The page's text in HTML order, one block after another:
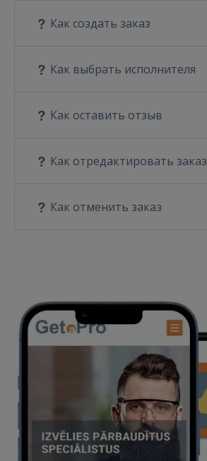
Как создать заказ
Как выбрать исполнителя
Как оставить отзыв
Как отредактировать заказ
Как отменить заказ